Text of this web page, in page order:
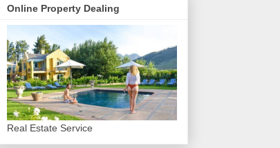
Online Property Dealing
Real Estate Service